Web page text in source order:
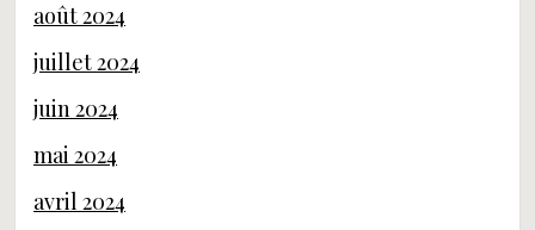
août 2024
juillet 2024
juin 2024
mai 2024
avril 2024